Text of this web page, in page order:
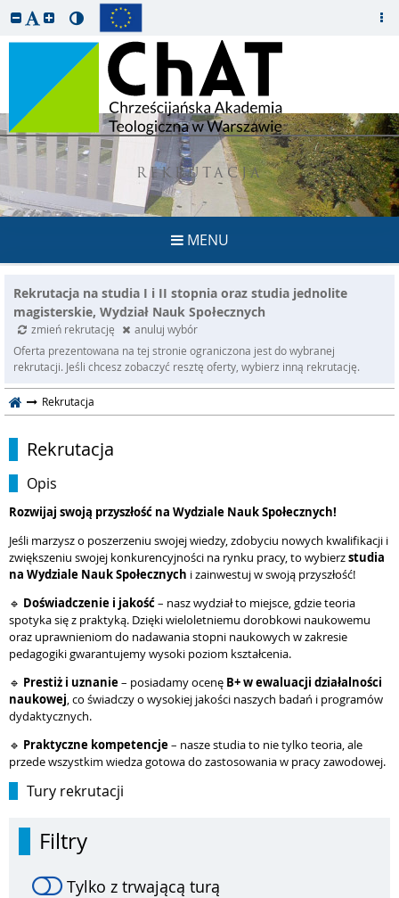
REKRUTACJA
MENU
Rekrutacja na studia I i II stopnia oraz studia jednolite
magisterskie, Wydział Nauk Społecznych
zmień rekrutację
anuluj wybór
Oferta prezentowana na tej stronie ograniczona jest do wybranej
rekrutacji. Jeśli chcesz zobaczyć resztę oferty, wybierz inną rekrutację.
Rekrutacja
Rekrutacja
Opis
Rozwijaj swoją przyszłość na Wydziale Nauk Społecznych!
Jeśli marzysz o poszerzeniu swojej wiedzy, zdobyciu nowych kwalifikacji i
zwiększeniu swojej konkurencyjności na rynku pracy, to wybierzstudia
na Wydziale Nauk Społecznych i zainwestuj w swoją przyszłość!
🔹 Doświadczenie i jakość– nasz wydział to miejsce, gdzie teoria
spotyka się z praktyką. Dzięki wieloletniemu dorobkowi naukowemu
oraz uprawnieniom do nadawania stopni naukowych w zakresie
pedagogiki gwarantujemy wysoki poziom kształcenia.
🔹 Prestiż i uznanie– posiadamy ocenę B+ w ewaluacji działalności
naukowej, co świadczy o wysokiej jakości naszych badań i programów
dydaktycznych.
🔹 Praktyczne kompetencje– nasze studia to nie tylko teoria, ale
przede wszystkim wiedza gotowa do zastosowania w pracy zawodowej.
Tury rekrutacji
Filtry
Tylko z trwającą turą